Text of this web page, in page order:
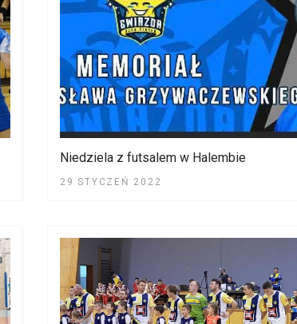
Niedziela z futsalem w Halembie
29 STYCZEŃ 2022